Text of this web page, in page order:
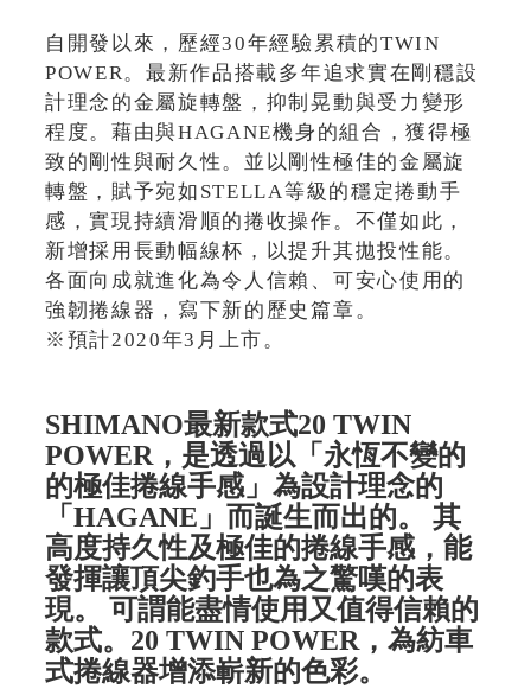
自開發以來，歷經30年經驗累積的TWIN
POWER。最新作品搭載多年追求實在剛穩設
計理念的金屬旋轉盤，抑制晃動與受力變形
程度。藉由與HAGANE機身的組合，獲得極
致的剛性與耐久性。並以剛性極佳的金屬旋
轉盤，賦予宛如STELLA等級的穩定捲動手
感，實現持續滑順的捲收操作。不僅如此，
新增採用長動幅線杯，以提升其拋投性能。
各面向成就進化為令人信賴、可安心使用的
強韌捲線器，寫下新的歷史篇章。
※預計2020年3月上市。
SHIMANO最新款式20 TWIN
POWER，是透過以「永恆不變的
的極佳捲線手感」為設計理念的
「HAGANE」而誕生而出的。 其
高度持久性及極佳的捲線手感，能
發揮讓頂尖釣手也為之驚嘆的表
現。 可謂能盡情使用又值得信賴的
款式。20 TWIN POWER，為紡車
式捲線器增添嶄新的色彩。